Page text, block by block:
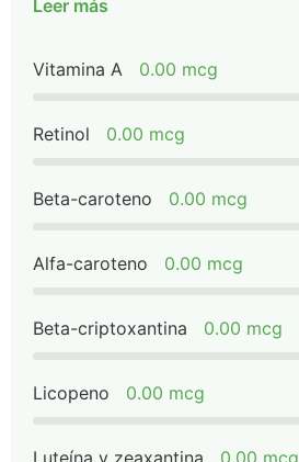
Leer más
Vitamina A 0.00 mcg
Retinol 0.00 mcg
Beta-caroteno 0.00 mcg
Alfa-caroteno 0.00 mcg
Beta-criptoxantina 0.00 mcg
Licopeno 0.00 mcg
Luteína y zeaxantina 0.00 mcg